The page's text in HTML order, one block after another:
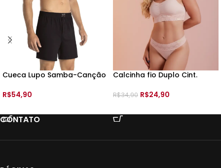
Cueca Lupo Samba-Canção
R$54,90
Calcinha fio Duplo Cint.
R$34,90 R$24,90
CONTATO